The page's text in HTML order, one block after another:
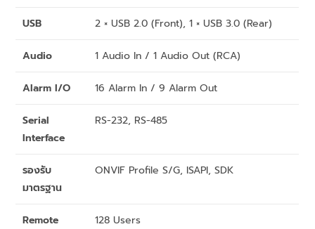
USB 2 × USB 2.0 (Front), 1 × USB 3.0 (Rear)
Audio 1 Audio In / 1 Audio Out (RCA)
Alarm I/O 16 Alarm In / 9 Alarm Out
Serial
Interface
RS-232, RS-485
รองรับ
มาตรฐาน
ONVIF Profile S/G, ISAPI, SDK
Remote
128 Users